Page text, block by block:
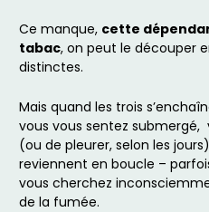
Ce manque, cette
tabac, on peut le découper
distinctes.
Mais quand les trois
vous vous sentez submergé,
(ou de pleurer, selon les
reviennent en boucle –
vous cherchez
de la fumée.